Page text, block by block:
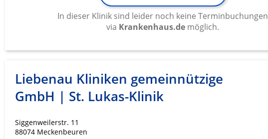
In dieser Klinik sind leider noch keine Terminbuchungen
via Krankenhaus.de möglich.
Liebenau Kliniken gemeinnützige
GmbH | St. Lukas-Klinik
Siggenweilerstr. 11
88074 Meckenbeuren
Verwendung genauer Standortdaten
Geräte anhand von aktiv angeforderten Informationen identifizieren
Performance
Funktional
Werbung